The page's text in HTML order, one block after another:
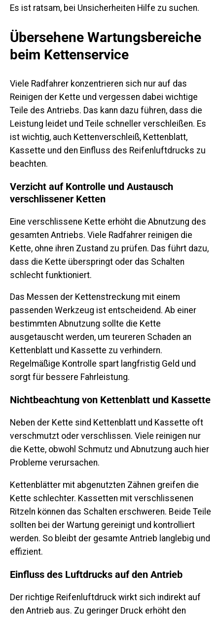
Es ist ratsam, bei Unsicherheiten Hilfe zu suchen.
Übersehene Wartungsbereiche
beim Kettenservice
Viele Radfahrer konzentrieren sich nur auf das
Reinigen der Kette und vergessen dabei wichtige
Teile des Antriebs. Das kann dazu führen, dass die
Leistung leidet und Teile schneller verschleißen. Es
ist wichtig, auch Kettenverschleiß, Kettenblatt,
Kassette und den Einfluss des Reifenluftdrucks zu
beachten.
Verzicht auf Kontrolle und Austausch
verschlissener Ketten
Eine verschlissene Kette erhöht die Abnutzung des
gesamten Antriebs. Viele Radfahrer reinigen die
Kette, ohne ihren Zustand zu prüfen. Das führt dazu,
dass die Kette überspringt oder das Schalten
schlecht funktioniert.
Das Messen der Kettenstreckung mit einem
passenden Werkzeug ist entscheidend. Ab einer
bestimmten Abnutzung sollte die Kette
ausgetauscht werden, um teureren Schaden an
Kettenblatt und Kassette zu verhindern.
Regelmäßige Kontrolle spart langfristig Geld und
sorgt für bessere Fahrleistung.
Nichtbeachtung von Kettenblatt und Kassette
Neben der Kette sind Kettenblatt und Kassette oft
verschmutzt oder verschlissen. Viele reinigen nur
die Kette, obwohl Schmutz und Abnutzung auch hier
Probleme verursachen.
Kettenblätter mit abgenutzten Zähnen greifen die
Kette schlechter. Kassetten mit verschlissenen
Ritzeln können das Schalten erschweren. Beide Teile
sollten bei der Wartung gereinigt und kontrolliert
werden. So bleibt der gesamte Antrieb langlebig und
effizient.
Einfluss des Luftdrucks auf den Antrieb
Der richtige Reifenluftdruck wirkt sich indirekt auf
den Antrieb aus. Zu geringer Druck erhöht den